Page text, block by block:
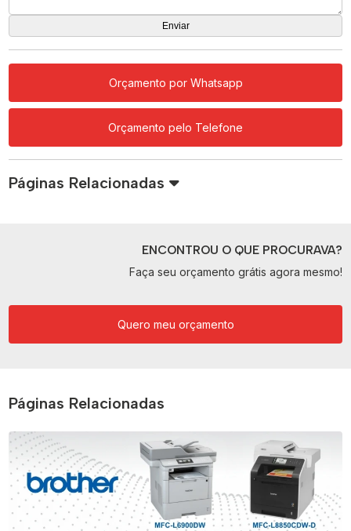
Orçamento por Whatsapp
Orçamento pelo Telefone
Páginas Relacionadas
ENCONTROU O QUE PROCURAVA?
Faça seu orçamento grátis agora mesmo!
Quero meu orçamento
Páginas Relacionadas